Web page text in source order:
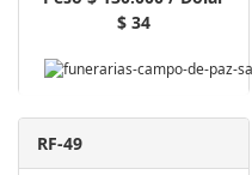
$ 34
RF-49